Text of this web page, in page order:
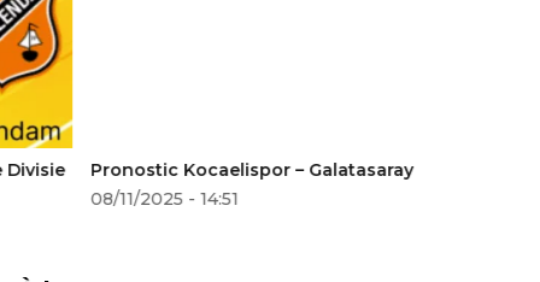
Pronostic Kocaelispor – Galatasaray
08/11/2025 - 14:51